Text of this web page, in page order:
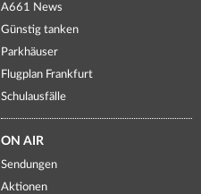
A661 News
Günstig tanken
Parkhäuser
Flugplan Frankfurt
Schulausfälle
ON AIR
Sendungen
Aktionen